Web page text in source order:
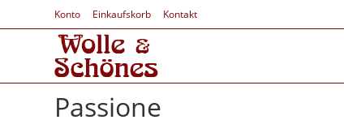
Konto Einkaufskorb Kontakt
Passione